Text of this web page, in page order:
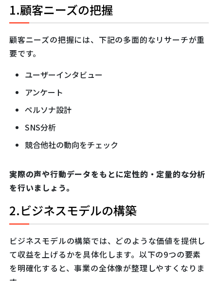
1.顧客ニーズの把握
顧客ニーズの把握には、下記の多面的なリサーチが重
要です。
ユーザーインタビュー
アンケート
ペルソナ設計
SNS分析
競合他社の動向をチェック
実際の声や行動データをもとに定性的・定量的な分析
を行いましょう。
2.ビジネスモデルの構築
ビジネスモデルの構築では、どのような価値を提供し
て収益を上げるかを具体化します。以下の9つの要素
を明確化すると、事業の全体像が整理しやすくなりま